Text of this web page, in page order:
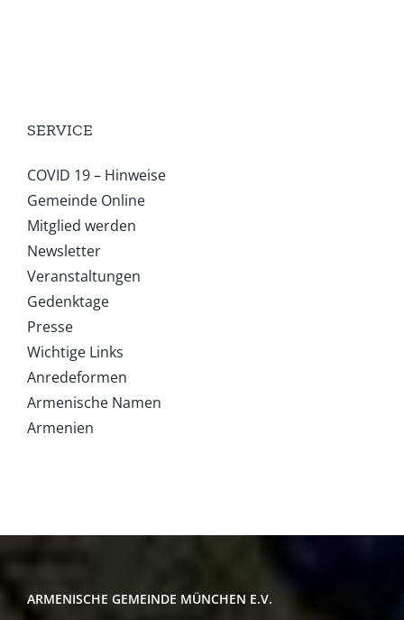
SERVICE
COVID 19 – Hinweise
Gemeinde Online
Mitglied werden
Newsletter
Veranstaltungen
Gedenktage
Presse
Wichtige Links
Anredeformen
Armenische Namen
Armenien
ARMENISCHE GEMEINDE MÜNCHEN E.V.